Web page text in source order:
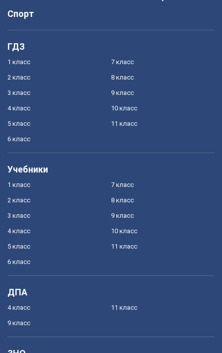
Спорт
ГДЗ
1 класс
2 класс
3 класс
4 класс
5 класс
6 класс
7 класс
8 класс
9 класс
10 класс
11 класс
Учебники
1 класс
2 класс
3 класс
4 класс
5 класс
6 класс
7 класс
8 класс
9 класс
10 класс
11 класс
ДПА
4 класс
9 класс
11 класс